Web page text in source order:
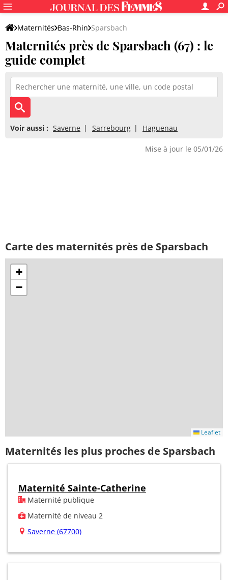
Maternités Bas-Rhin Sparsbach
Maternités près de Sparsbach (67) : le
guide complet
Voir aussi : Saverne Sarrebourg Haguenau
Mise à jour le 05/01/26
Carte des maternités près de Sparsbach
+
−
Leaflet
Maternités les plus proches de Sparsbach
Maternité Sainte-Catherine
Maternité publique
Maternité de niveau 2
Saverne (67700)